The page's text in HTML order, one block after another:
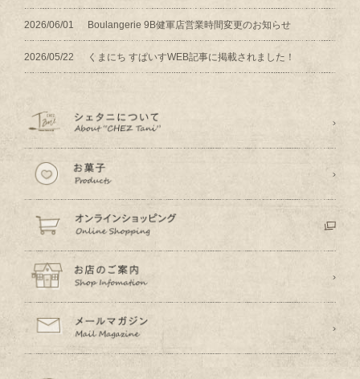
2026/06/01 Boulangerie 9B健軍店営業時間変更のお知らせ
2026/05/22 くまにち すぱいすWEB記事に掲載されました！